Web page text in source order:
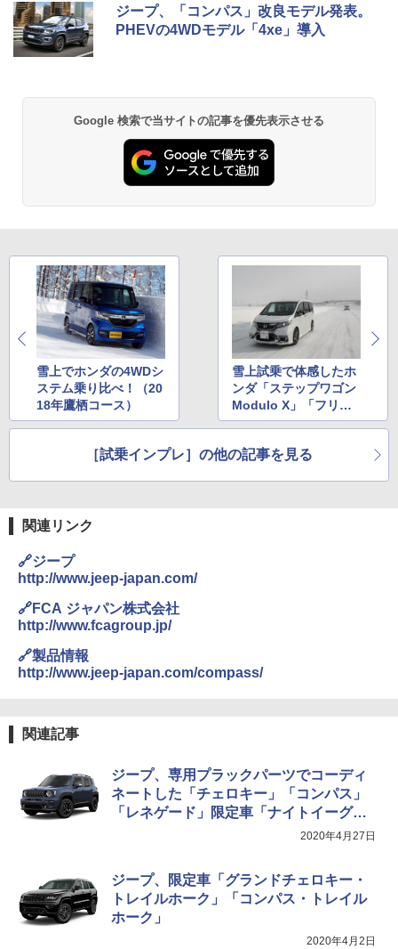
ジープ、「コンパス」改良モデル発表。
PHEVの4WDモデル「4xe」導入
Google 検索で当サイトの記事を優先表示させる
雪上でホンダの4WDシ
ステム乗り比べ！（20
18年鷹栖コース）
雪上試乗で体感したホ
ンダ「ステップワゴン
Modulo X」「フリー
ド Modulo X」の実力
［試乗インプレ］の他の記事を見る
関連リンク
🔗ジープ
http://www.jeep-japan.com/
🔗FCA ジャパン株式会社
http://www.fcagroup.jp/
🔗製品情報
http://www.jeep-japan.com/compass/
関連記事
ジープ、専用プラックパーツでコーディ
ネートした「チェロキー」「コンパス」
「レネゲード」限定車「ナイトイーグ
2020年4月27日
ジープ、限定車「グランドチェロキー・
トレイルホーク」「コンパス・トレイル
ホーク」
2020年4月2日